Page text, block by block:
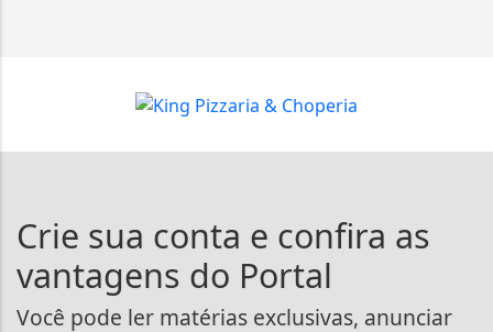
Crie sua conta e confira as
vantagens do Portal
Você pode ler matérias exclusivas, anunciar